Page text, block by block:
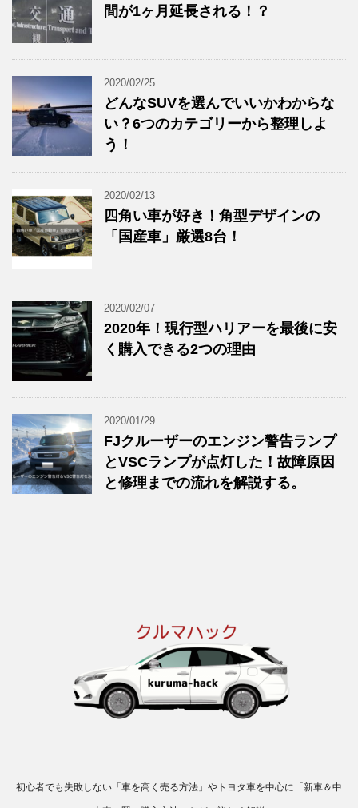
間が1ヶ月延長される！？
2020/02/25
どんなSUVを選んでいいかわからな
い？6つのカテゴリーから整理しよ
う！
2020/02/13
四角い車が好き！角型デザインの
「国産車」厳選8台！
2020/02/07
2020年！現行型ハリアーを最後に安
く購入できる2つの理由
2020/01/29
FJクルーザーのエンジン警告ランプ
とVSCランプが点灯した！故障原因
と修理までの流れを解説する。
初心者でも失敗しない「車を高く売る方法」やトヨタ車を中心に「新車＆中